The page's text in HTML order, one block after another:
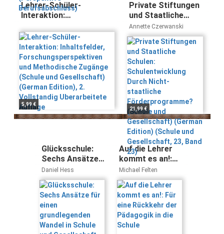
Lehrer-Schüler-
Interaktion:
Forschungsperspektiven
und Methodische
Zugänge (Schule und
Gesellschaft) (German
Edition), 2. Vollstandig
Uberarbeitete Auflage
5,99 €
Private Stiftungen
und Staatliche
Schulen:
Schulentwicklung
Durch Nicht-
staatliche
Förderprogramme?
(Schule und
Gesellschaft)
(German Edition)
(Schule und
Gesellschaft, 23,
Band 23)
Annette Czerwanski
21,99 €
Glücksschule:
Sechs Ansätze
für einen
grundlegenden
Wandel in Schule
und Gesellschaft
- mit einem
Vorwort von
Gerald Hüther
Daniel Hess
Auf die Lehrer
kommt es an!:
Für eine
Rückkehr der
Pädagogik in die
Schule
Michael Felten